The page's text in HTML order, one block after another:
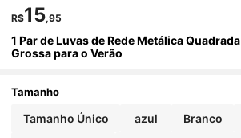
R$15,95
1 Par de Luvas de Rede Metálica Quadrada
Grossa para o Verão
Tamanho
Tamanho Único azul Branco